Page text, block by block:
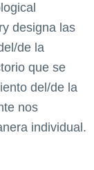
designa las
de la
que se
del/de la
nos
individual.